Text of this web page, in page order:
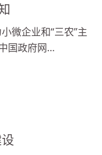
微企业和“三农”主
国政府网